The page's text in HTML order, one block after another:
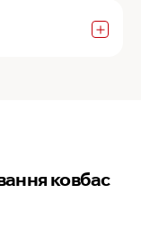
ковбас